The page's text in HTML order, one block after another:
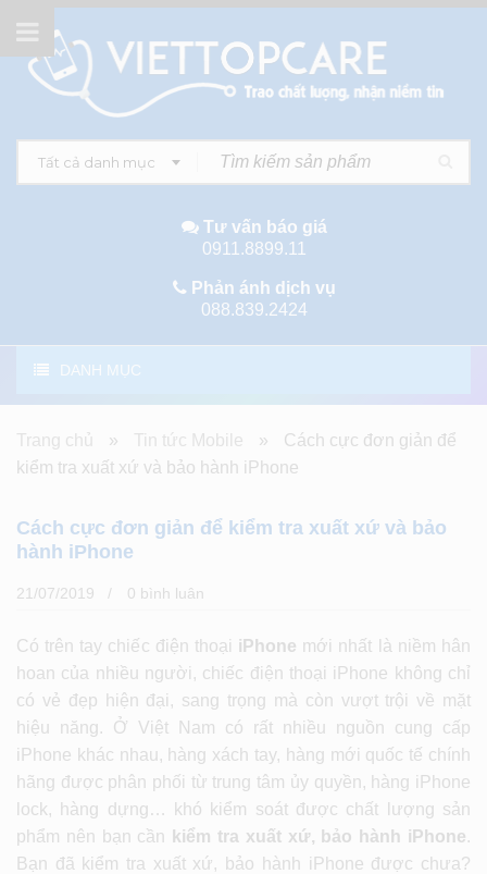
Tất cả danh mục
Tư vấn báo giá
0911.8899.11
Phản ánh dịch vụ
088.839.2424
DANH MỤC
Trang chủ » Tin tức Mobile »
Cách cực đơn giản để
kiểm tra xuất xứ và bảo hành iPhone
Cách cực đơn giản để kiểm tra xuất xứ và bảo
hành iPhone
21/07/2019 0 bình luân
Có trên tay chiếc điện thoại iPhone mới nhất là niềm hân
hoan của nhiều người, chiếc điện thoại iPhone không chỉ
có vẻ đẹp hiện đại, sang trọng mà còn vượt trội về mặt
hiệu năng. Ở Việt Nam có rất nhiều nguồn cung cấp
iPhone khác nhau, hàng xách tay, hàng mới quốc tế chính
hãng được phân phối từ trung tâm ủy quyền, hàng iPhone
lock, hàng dựng… khó kiểm soát được chất lượng sản
phẩm nên bạn cần
kiểm tra xuất xứ, bảo hành iPhone.
Bạn đã kiểm tra xuất xứ, bảo hành iPhone được chưa?